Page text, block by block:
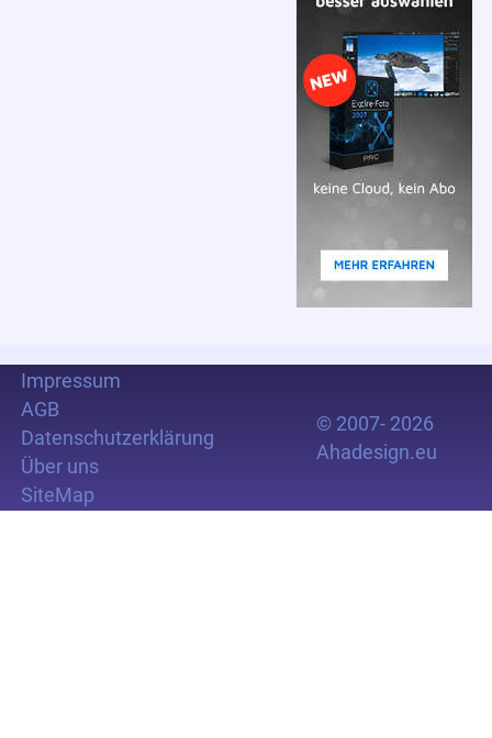
Impressum
AGB
Datenschutzerklärung
Über uns
SiteMap
© 2007- 2026
Ahadesign.eu